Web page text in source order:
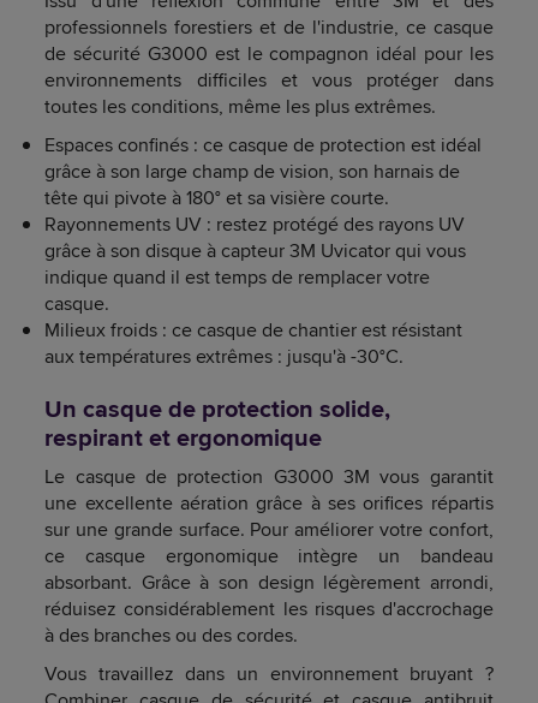
professionnels forestiers et de l'industrie, ce casque
de sécurité G3000 est le compagnon idéal pour les
environnements difficiles et vous protéger dans
toutes les conditions, même les plus extrêmes.
Espaces confinés : ce casque de protection est idéal
grâce à son large champ de vision, son harnais de
tête qui pivote à 180° et sa visière courte.
Rayonnements UV : restez protégé des rayons UV
grâce à son disque à capteur 3M Uvicator qui vous
indique quand il est temps de remplacer votre
casque.
Milieux froids : ce casque de chantier est résistant
aux températures extrêmes : jusqu'à -30°C.
Un casque de protection solide,
respirant et ergonomique
Le casque de protection G3000 3M vous garantit
une excellente aération grâce à ses orifices répartis
sur une grande surface. Pour améliorer votre confort,
ce casque ergonomique intègre un bandeau
absorbant. Grâce à son design légèrement arrondi,
réduisez considérablement les risques d'accrochage
à des branches ou des cordes.
Vous travaillez dans un environnement bruyant ?